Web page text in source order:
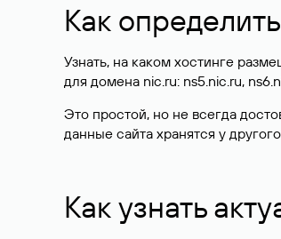
Как
Узнать, на каком хостинге
для домена nic.ru: ns5.nic.ru,
Это простой, но не всегда
данные сайта хранятся у
Как узнать